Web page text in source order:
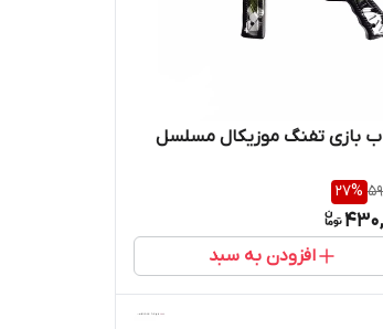
بازی تفنگ موزیکال مسلسل
27%
افزودن به سبد